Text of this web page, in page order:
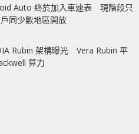
Auto 終於加入車速表 現階段只
同少數地區開放
Rubin 架構曝光 Vera Rubin 平
算力